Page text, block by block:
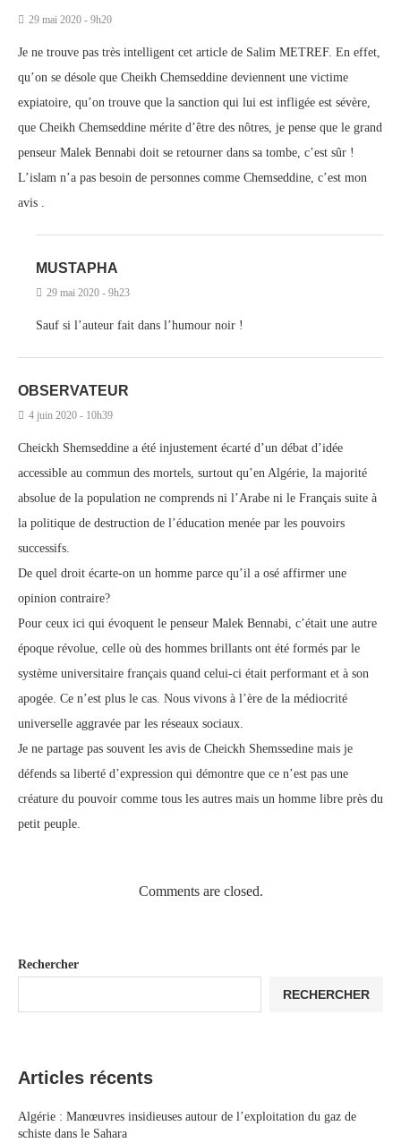
29 mai 2020 - 9h20
Je ne trouve pas très intelligent cet article de Salim METREF. En effet,
qu’on se désole que Cheikh Chemseddine deviennent une victime
expiatoire, qu’on trouve que la sanction qui lui est infligée est sévère,
que Cheikh Chemseddine mérite d’être des nôtres, je pense que le grand
penseur Malek Bennabi doit se retourner dans sa tombe, c’est sûr !
L’islam n’a pas besoin de personnes comme Chemseddine, c’est mon
avis .
MUSTAPHA
29 mai 2020 - 9h23
Sauf si l’auteur fait dans l’humour noir !
OBSERVATEUR
4 juin 2020 - 10h39
Cheickh Shemseddine a été injustement écarté d’un débat d’idée
accessible au commun des mortels, surtout qu’en Algérie, la majorité
absolue de la population ne comprends ni l’Arabe ni le Français suite à
la politique de destruction de l’éducation menée par les pouvoirs
successifs.
De quel droit écarte-on un homme parce qu’il a osé affirmer une
opinion contraire?
Pour ceux ici qui évoquent le penseur Malek Bennabi, c’était une autre
époque révolue, celle où des hommes brillants ont été formés par le
système universitaire français quand celui-ci était performant et à son
apogée. Ce n’est plus le cas. Nous vivons à l’ère de la médiocrité
universelle aggravée par les réseaux sociaux.
Je ne partage pas souvent les avis de Cheickh Shemssedine mais je
défends sa liberté d’expression qui démontre que ce n’est pas une
créature du pouvoir comme tous les autres mais un homme libre près du
petit peuple.
Comments are closed.
Rechercher
RECHERCHER
Articles récents
Algérie : Manœuvres insidieuses autour de l’exploitation du gaz de
schiste dans le Sahara